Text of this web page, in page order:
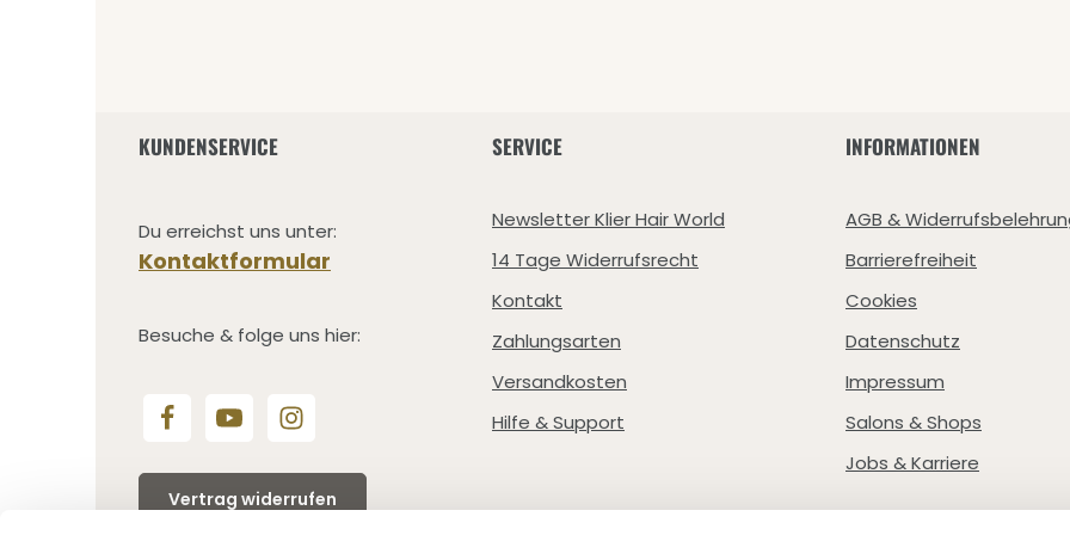
KUNDENSERVICE
Du erreichst uns unter:
Kontaktformular
Besuche & folge uns hier:
Vertrag widerrufen
SERVICE
Newsletter Klier Hair World
14 Tage Widerrufsrecht
Kontakt
Zahlungsarten
Versandkosten
Hilfe & Support
INFORMATIONEN
AGB &
Barrierefreiheit
Cookies
Datenschutz
Impressum
Salons & Shops
Jobs & Karriere